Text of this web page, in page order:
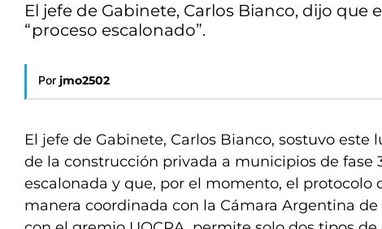
El jefe de Gabinete, Carlos Bianco, dijo
“proceso escalonado”.
Por jmo2502
El jefe de Gabinete, Carlos Bianco, sostuvo este
de la construcción privada a municipios de fase
escalonada y que, por el momento, el protocolo
manera coordinada con la Cámara Argentina